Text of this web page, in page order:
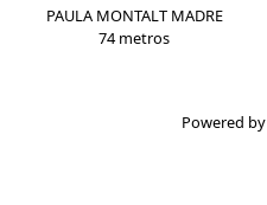
PAULA MONTALT MADRE
74 metros
Powered by